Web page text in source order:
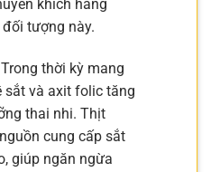
khích hàng
tượng này.
thời kỳ mang
sắt và axit folic tăng
thai nhi. Thịt
cung cấp sắt
giúp ngăn ngừa